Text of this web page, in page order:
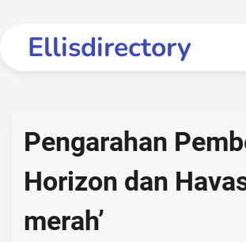
contentEllisdirectory
Pengarahan
Horizon dan
merah’